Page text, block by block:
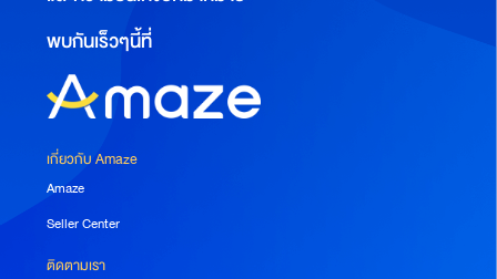
พบกันเร็วๆนี้ที่
เกี่ยวกับ Amaze
Amaze
Seller Center
ติดตามเรา